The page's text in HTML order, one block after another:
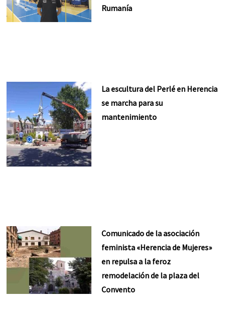
Rumanía
La escultura del Perlé en Herencia
se marcha para su
mantenimiento
Comunicado de la asociación
feminista «Herencia de Mujeres»
en repulsa a la feroz
remodelación de la plaza del
Convento